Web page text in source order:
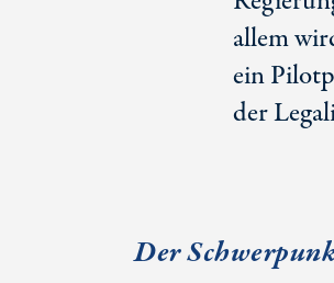
allem
ein
der
Der